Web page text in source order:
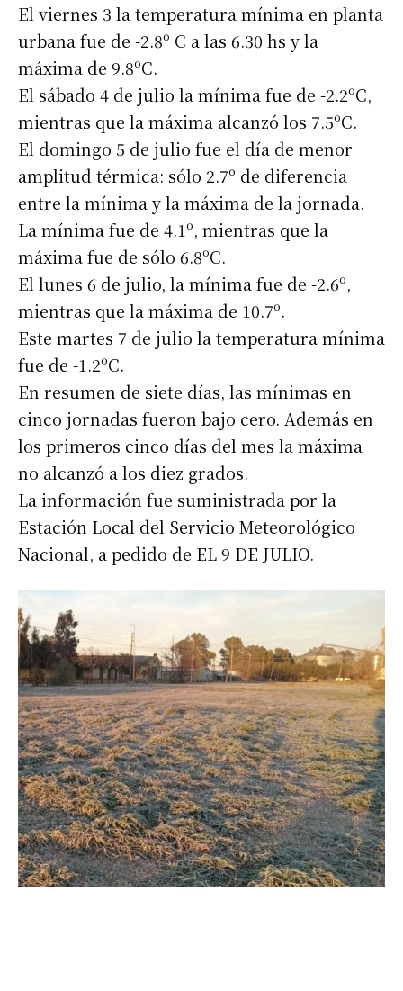
El viernes 3 la temperatura mínima en planta
urbana fue de -2.8º C a las 6.30 hs y la
máxima de 9.8ºC.
El sábado 4 de julio la mínima fue de -2.2ºC,
mientras que la máxima alcanzó los 7.5ºC.
El domingo 5 de julio fue el día de menor
amplitud térmica: sólo 2.7º de diferencia
entre la mínima y la máxima de la jornada.
La mínima fue de 4.1º, mientras que la
máxima fue de sólo 6.8ºC.
El lunes 6 de julio, la mínima fue de -2.6º,
mientras que la máxima de 10.7º.
Este martes 7 de julio la temperatura mínima
fue de -1.2ºC.
En resumen de siete días, las mínimas en
cinco jornadas fueron bajo cero. Además en
los primeros cinco días del mes la máxima
no alcanzó a los diez grados.
La información fue suministrada por la
Estación Local del Servicio Meteorológico
Nacional, a pedido de EL 9 DE JULIO.